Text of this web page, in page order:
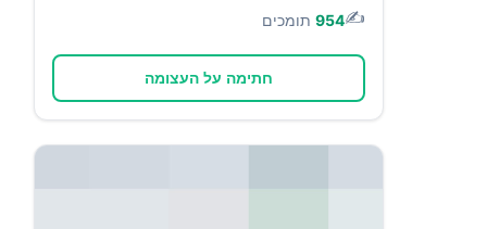
✍️
954 תומכים
חתימה על העצומה